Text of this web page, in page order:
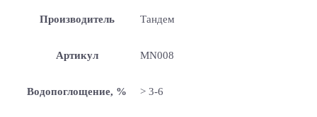
Производитель Тандем
Артикул MN008
Водопоглощение, % > 3-6